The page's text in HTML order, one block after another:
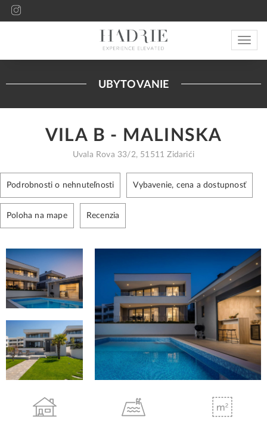
Toggle
UBYTOVANIE
VILA B - MALINSKA
Uvala Rova 33/2, 51511 Zidarići
Podrobnosti o nehnuteľnosti Vybavenie, cena a dostupnosť
Poloha na mape Recenzia